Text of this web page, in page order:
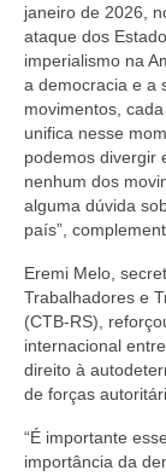
janeiro de 2026,
ataque dos
imperialismo na
a democracia e a
movimentos,
unifica nesse
podemos divergir
nenhum dos
alguma dúvida
país”,
Eremi Melo,
Trabalhadores e
(CTB-RS),
internacional
direito à
de forças
“É importante
importância da